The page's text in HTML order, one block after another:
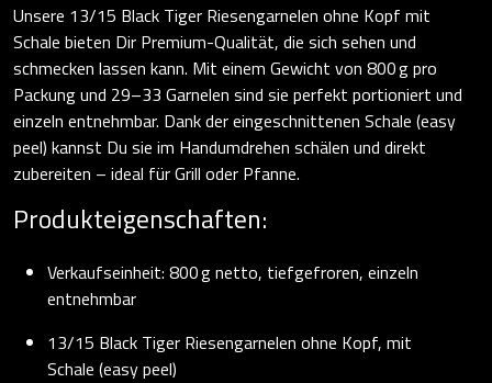
Unsere 13/15 Black Tiger Riesengarnelen ohne Kopf mit
Schale bieten Dir Premium-Qualität, die sich sehen und
schmecken lassen kann. Mit einem Gewicht von 800 g pro
Packung und 29–33 Garnelen sind sie perfekt portioniert und
einzeln entnehmbar. Dank der eingeschnittenen Schale (easy
peel) kannst Du sie im Handumdrehen schälen und direkt
zubereiten – ideal für Grill oder Pfanne.
Produkteigenschaften:
Verkaufseinheit: 800 g netto, tiefgefroren, einzeln
entnehmbar
13/15 Black Tiger Riesengarnelen ohne Kopf, mit
Schale (easy peel)